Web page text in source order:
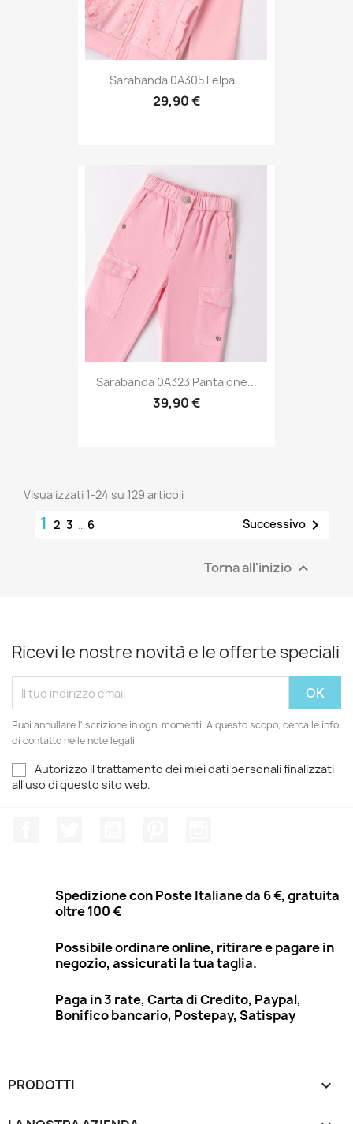
Sarabanda 0A305 Felpa...
29,90 €
Sarabanda 0A323 Pantalone...
39,90 €
Visualizzati 1-24 su 129 articoli
1 2 3 … 6 Successivo 
Torna all'inizio 
Ricevi le nostre novità e le offerte speciali
Puoi annullare l'iscrizione in ogni momenti. A questo scopo, cerca le info
di contatto nelle note legali.
Autorizzo il trattamento dei miei dati personali finalizzati
all'uso di questo sito web.
Spedizione con Poste Italiane da 6 €, gratuita
oltre 100 €
Possibile ordinare online, ritirare e pagare in
negozio, assicurati la tua taglia.
Paga in 3 rate, Carta di Credito, Paypal,
Bonifico bancario, Postepay, Satispay
PRODOTTI 